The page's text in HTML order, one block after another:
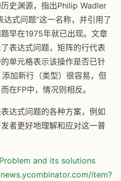
史渊源，指出Philip Wadler
式问题”这一名称，并引用了
早在1975年就已出现。文章
表达式问题，矩阵的行代表
单元格表示该操作是否已针
加新行（类型）很容易，但
在FP中，情况则相反。
达式问题的各种方案，例如
者更好地理解和应对这一普
and its solutions
item?